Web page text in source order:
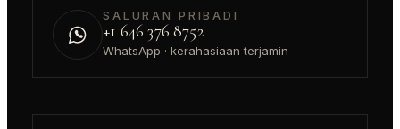
SALURAN PRIBADI
+1 646 376 8752
WhatsApp · kerahasiaan terjamin